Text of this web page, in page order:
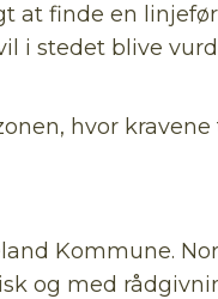
at finde en
i stedet blive
hvor
Kommune.
og med